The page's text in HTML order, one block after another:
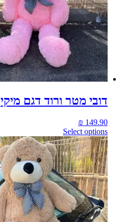
דובי מטר ורוד דגם מיקי
₪ 149.90
Select options